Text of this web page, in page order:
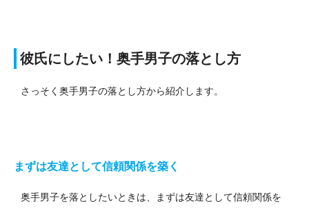
彼氏にしたい！奥手男子の落とし方
さっそく奥手男子の落とし方から紹介します。
まずは友達として信頼関係を築く
奥手男子を落としたいときは、まずは友達として信頼関係を